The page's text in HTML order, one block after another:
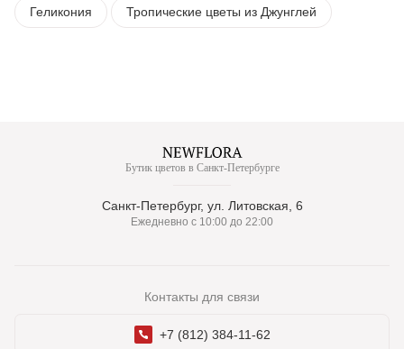
Геликония Тропические цветы из Джунглей
Бутик цветов в Санкт-Петербурге
Санкт-Петербург, ул. Литовская, 6
Ежедневно с 10:00 до 22:00
Контакты для связи
+7 (812) 384-11-62